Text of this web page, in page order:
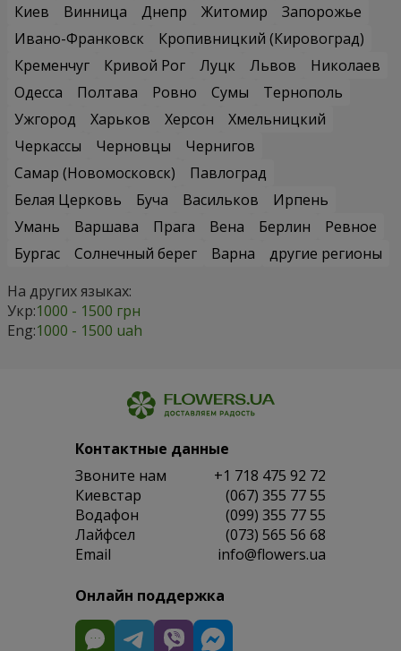
Киев
Винница Днепр Житомир
Запорожье
Ивано-Франковск
Кропивницкий (Кировоград)
Кременчуг
Кривой Рог Луцк Львов
Николаев
Одесса
Полтава Ровно Сумы
Тернополь
Ужгород
Харьков Херсон
Хмельницкий
Черкассы
Черновцы
Чернигов
Самар (Новомосковск)
Павлоград
Белая Церковь
Буча Васильков
Ирпень
Умань
Варшава Прага Вена Берлин
Ревное
Бургас
Солнечный берег Варна
другие регионы
На других языках:
Укр:1000 - 1500 грн
Eng:1000 - 1500 uah
Контактные данные
Звоните нам
+1 718 475 92 72
Киевстар
(067) 355 77 55
Водафон
(099) 355 77 55
Лайфсел
(073) 565 56 68
Email
info@flowers.ua
Онлайн поддержка